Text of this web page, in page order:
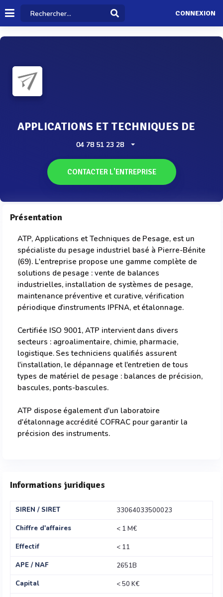
CONNEXION
APPLICATIONS ET TECHNIQUES DE
04 78 51 23 28
CONTACTER L'ENTREPRISE
Présentation
ATP, Applications et Techniques de Pesage, est un
spécialiste du pesage industriel basé à Pierre-Bénite
(69). L'entreprise propose une gamme complète de
solutions de pesage : vente de balances
industrielles, installation de systèmes de pesage,
maintenance préventive et curative, vérification
périodique d'instruments IPFNA, et étalonnage.
Certifiée ISO 9001, ATP intervient dans divers
secteurs : agroalimentaire, chimie, pharmacie,
logistique. Ses techniciens qualifiés assurent
l'installation, le dépannage et l'entretien de tous
types de matériel de pesage : balances de précision,
bascules, ponts-bascules.
ATP dispose également d'un laboratoire
d'étalonnage accrédité COFRAC pour garantir la
précision des instruments.
Informations juridiques
SIREN / SIRET
33064033500023
Chiffre d'affaires
< 1 M€
Effectif
< 11
APE / NAF
2651B
Capital
< 50 K€